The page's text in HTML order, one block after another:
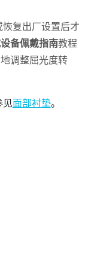
复出厂设置后才
备佩戴指南教程
调整屈光度转
见面部衬垫。